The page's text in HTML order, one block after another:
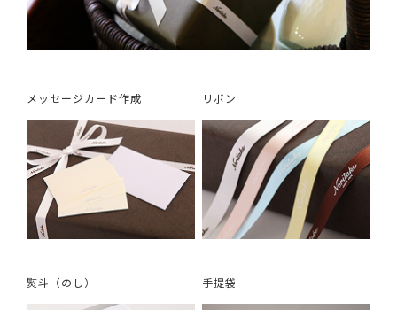
メッセージカード作成 リボン
熨斗（のし） 手提袋